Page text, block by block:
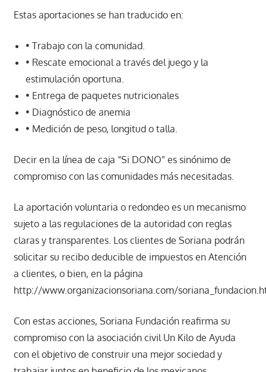
Estas aportaciones se han traducido en:
• Trabajo con la comunidad.
• Rescate emocional a través del juego y la
estimulación oportuna.
• Entrega de paquetes nutricionales
• Diagnóstico de anemia
• Medición de peso, longitud o talla.
Decir en la línea de caja “Si DONO” es sinónimo de
compromiso con las comunidades más necesitadas.
La aportación voluntaria o redondeo es un mecanismo
sujeto a las regulaciones de la autoridad con reglas
claras y transparentes. Los clientes de Soriana podrán
solicitar su recibo deducible de impuestos en Atención
a clientes, o bien, en la página
http://www.organizacionsoriana.com/
Con estas acciones, Soriana Fundación reafirma su
compromiso con la asociación civil Un Kilo de Ayuda
con el objetivo de construir una mejor sociedad y